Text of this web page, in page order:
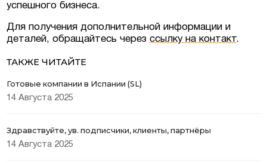
успешного бизнеса.
Для получения дополнительной информации и
деталей, обращайтесь черезссылку на контакт.
ТАКЖЕ ЧИТАЙТЕ
Готовые компании в Испании (SL)
14 Августа 2025
Здравствуйте, ув. подписчики, клиенты, партнёры
14 Августа 2025